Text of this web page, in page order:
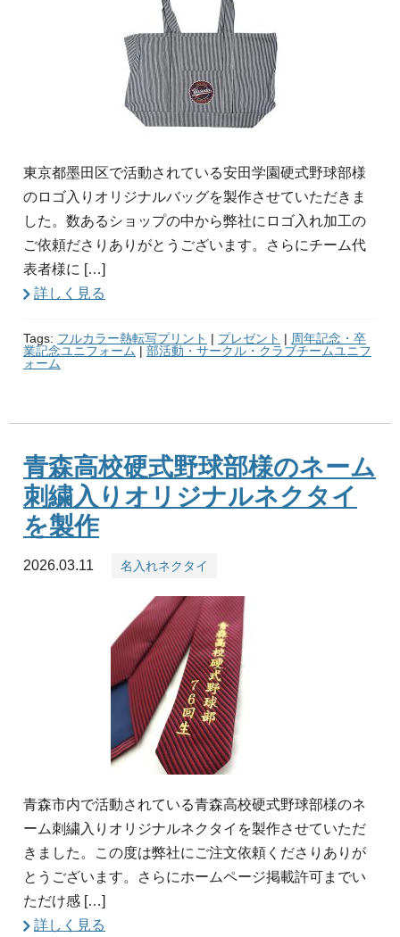
東京都墨田区で活動されている安田学園硬式野球部様
のロゴ入りオリジナルバッグを製作させていただきま
した。数あるショップの中から弊社にロゴ入れ加工の
ご依頼ださりありがとうございます。さらにチーム代
表者様に […]
詳しく見る
Tags: フルカラー熱転写プリント | プレゼント | 周年記念・卒
業記念ユニフォーム | 部活動・サークル・クラブチームユニフ
ォーム
青森高校硬式野球部様のネーム
刺繍入りオリジナルネクタイ
を製作
2026.03.11 名入れネクタイ
青森市内で活動されている青森高校硬式野球部様のネ
ーム刺繍入りオリジナルネクタイを製作させていただ
きました。この度は弊社にご注文依頼くださりありが
とうございます。さらにホームページ掲載許可までい
ただけ感 […]
詳しく見る